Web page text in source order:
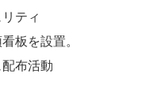
ティ
板を設置。
布活動